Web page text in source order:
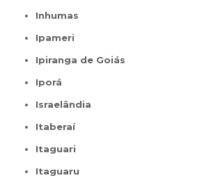
Inhumas
Ipameri
Ipiranga de Goiás
Iporá
Israelândia
Itaberaí
Itaguari
Itaguaru